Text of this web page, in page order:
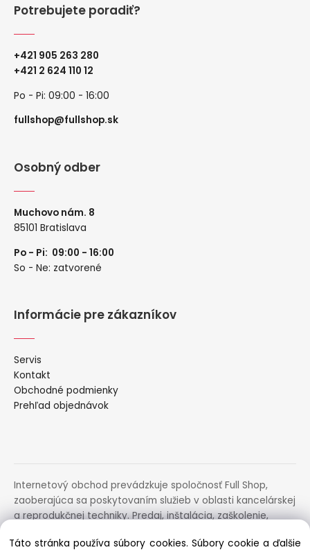
Potrebujete poradiť?
+421 905 263 280
+421 2 624 110 12
Po - Pi: 09:00 - 16:00
fullshop@fullshop.sk
Osobný odber
Muchovo nám. 8
85101 Bratislava
Po - Pi: 09:00 - 16:00
So - Ne: zatvorené
Informácie pre zákazníkov
Servis
Kontakt
Obchodné podmienky
Prehľad objednávok
Internetový obchod prevádzkuje spoločnosť Full Shop,
zaoberajúca sa poskytovaním služieb v oblasti kancelárskej
a reprodukčnej techniky. Predaj, inštalácia, zaškolenie,
zariadení.
Táto stránka používa súbory cookies. Súbory cookie a ďalšie